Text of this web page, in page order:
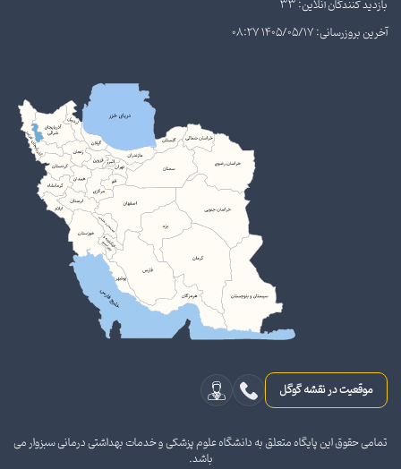
بازدید کنندگان آنلاین: 33
آخرین بروزرسانی: 1405/05/17 08:27
موقعیت در نقشه گوگل
تمامی حقوق این پایگاه متعلق به دانشگاه علوم پزشکی و خدمات بهداشتی درمانی سبزوار می
باشد.